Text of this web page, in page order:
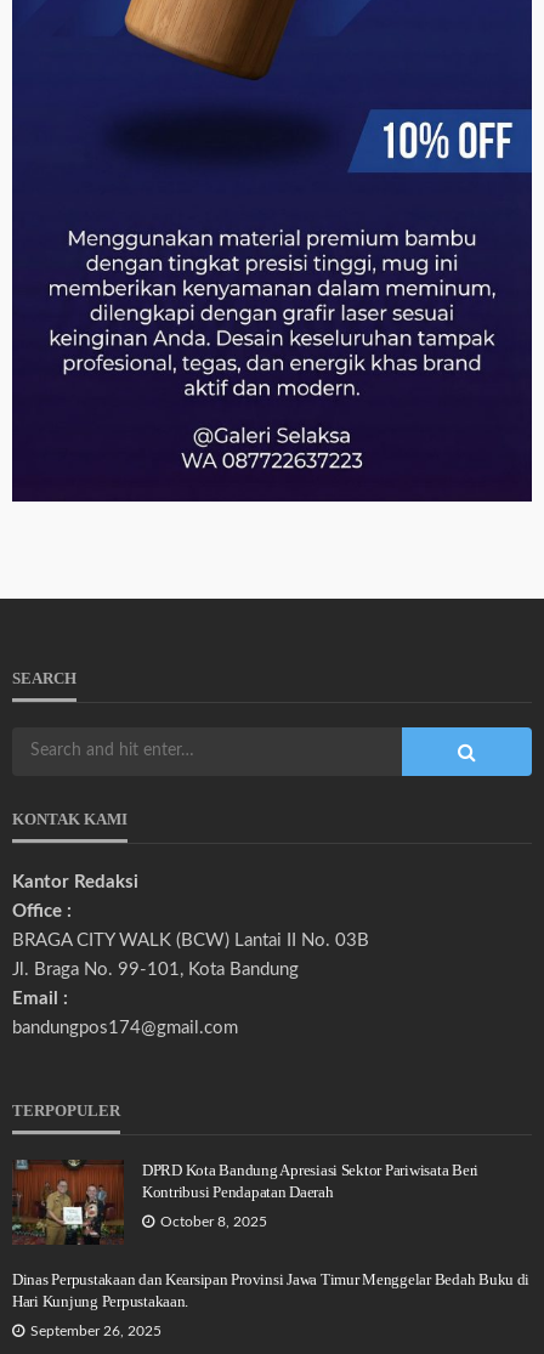
SEARCH
KONTAK KAMI
Kantor Redaksi
Office :
BRAGA CITY WALK (BCW) Lantai II No. 03B
Jl. Braga No. 99-101, Kota Bandung
Email :
bandungpos174@gmail.com
TERPOPULER
DPRD Kota Bandung Apresiasi Sektor Pariwisata Beri
Kontribusi Pendapatan Daerah
October 8, 2025
Dinas Perpustakaan dan Kearsipan Provinsi Jawa Timur Menggelar Bedah Buku di
Hari Kunjung Perpustakaan.
September 26, 2025